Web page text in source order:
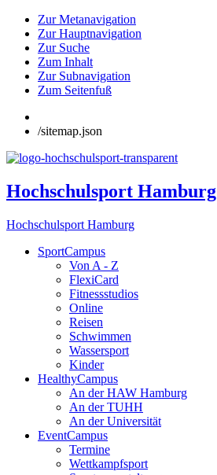
Zur Metanavigation
Zur Hauptnavigation
Zur Suche
Zum Inhalt
Zur Subnavigation
Zum Seitenfuß
/sitemap.json
Hochschulsport Hamburg
Hochschulsport Hamburg
SportCampus
Von A - Z
FlexiCard
Fitnessstudios
Online
Reisen
Schwimmen
Wassersport
Kinder
HealthyCampus
An der HAW Hamburg
An der TUHH
An der Universität
EventCampus
Termine
Wettkampfsport